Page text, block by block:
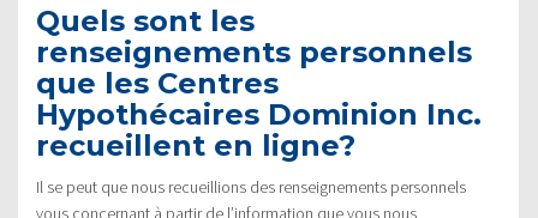
Quels sont les
renseignements personnels
que les Centres
Hypothécaires Dominion Inc.
recueillent en ligne?
Il se peut que nous recueillions des renseignements personnels
vous concernant à partir de l’information que vous nous